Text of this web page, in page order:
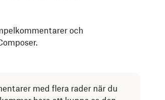
och
med flera rader när du